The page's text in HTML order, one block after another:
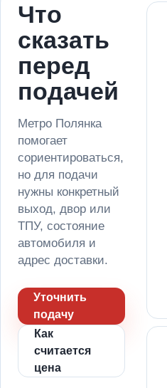
Что
сказать
перед
подачей
Метро Полянка
помогает
сориентироваться,
но для подачи
нужны конкретный
выход, двор или
ТПУ, состояние
автомобиля и
адрес доставки.
Уточнить
подачу
Как
считается
цена